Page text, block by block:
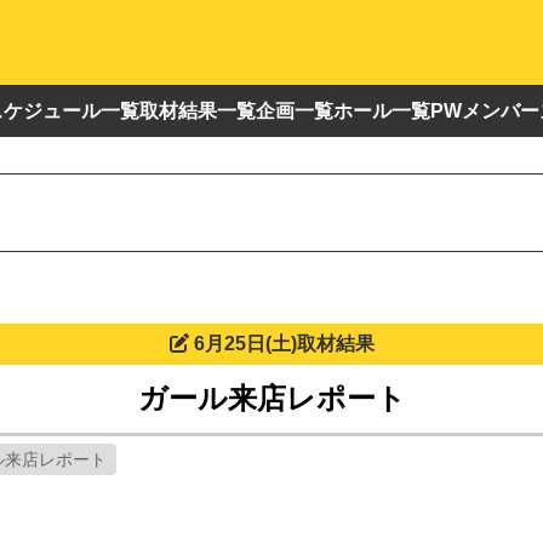
ケジュール一覧取材結果一覧企画一覧ホール一覧PWメンバ
6月25日(土)取材結果
ガール来店レポート
店レポート